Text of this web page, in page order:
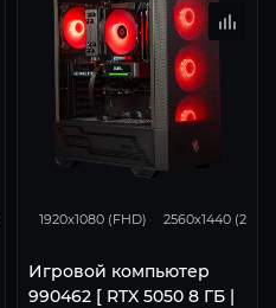
3840x2160 (4K)
1920x1080 (FHD) 2560x1440 (2K)
Игровой компьютер
990462 [ RTX 5050 8 ГБ |